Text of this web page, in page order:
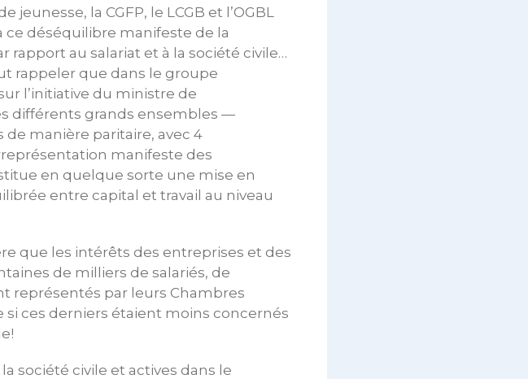
la CGFP, le LCGB et l’OGBL
déséquilibre manifeste de la
au salariat et à la société civile…
rappeler que dans le groupe
l’initiative du ministre de
différents grands ensembles —
manière paritaire, avec 4
manifeste des
en quelque sorte une mise en
entre capital et travail au niveau
que les intérêts des entreprises et des
de milliers de salariés, de
représentés par leurs Chambres
ces derniers étaient moins concernés
société civile et actives dans le